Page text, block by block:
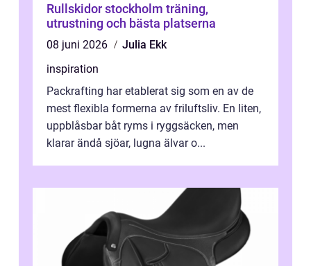
Rullskidor stockholm träning,
utrustning och bästa platserna
08 juni 2026
Julia Ekk
inspiration
Packrafting har etablerat sig som en av de
mest flexibla formerna av friluftsliv. En liten,
uppblåsbar båt ryms i ryggsäcken, men
klarar ändå sjöar, lugna älvar o...